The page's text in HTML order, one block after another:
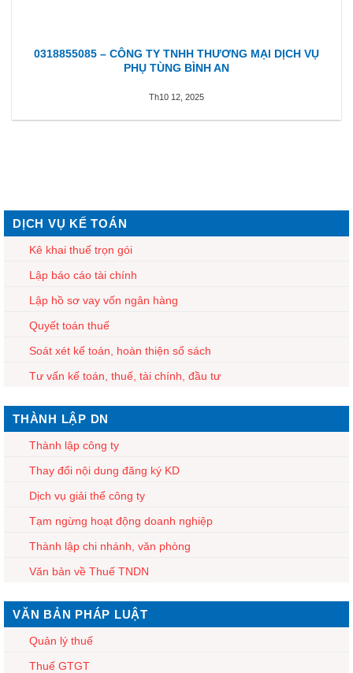
0318855085 – CÔNG TY TNHH THƯƠNG MẠI DỊCH VỤ
PHỤ TÙNG BÌNH AN
Th10 12, 2025
DỊCH VỤ KẾ TOÁN
Kê khai thuế trọn gói
Lập báo cáo tài chính
Lập hồ sơ vay vốn ngân hàng
Quyết toán thuế
Soát xét kế toán, hoàn thiện sổ sách
Tư vấn kế toán, thuế, tài chính, đầu tư
THÀNH LẬP DN
Thành lập công ty
Thay đổi nội dung đăng ký KD
Dịch vụ giải thể công ty
Tạm ngừng hoạt động doanh nghiệp
Thành lập chi nhánh, văn phòng
Văn bản về Thuế TNDN
VĂN BẢN PHÁP LUẬT
Quản lý thuế
Thuế GTGT